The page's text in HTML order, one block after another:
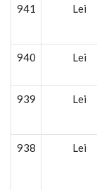
941 Lei
940 Lei
939 Lei
938 Lei